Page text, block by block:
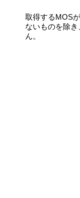
取得するMOS
ないものを除
ん。